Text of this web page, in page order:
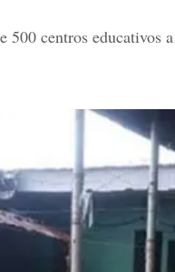
centros educativos